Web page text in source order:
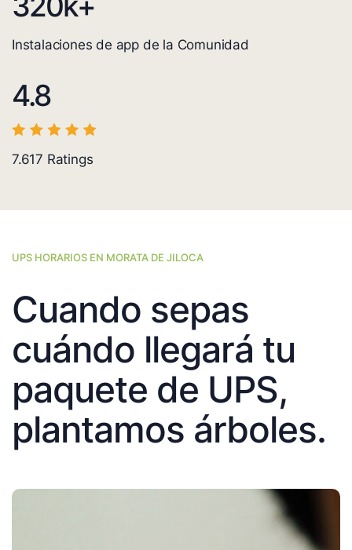
Instalaciones de app de la Comunidad
4.8
7.617 Ratings
UPS HORARIOS EN MORATA DE JILOCA
Cuando sepas
cuándo llegará tu
paquete de UPS,
plantamos árboles.